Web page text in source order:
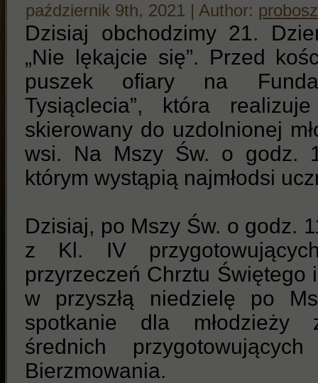
październik 9th, 2021 | Author:
Dzisiaj obchodzimy 21.
„Nie lękajcie się”. Przed
puszek ofiary na
Tysiąclecia”, która
skierowany do uzdolnionej
wsi. Na Mszy Św. o godz.
którym wystąpią najmłodsi
Dzisiaj, po Mszy Św. o godz.
z Kl. IV
przyrzeczeń Chrztu Świętego
w przyszłą niedzielę po
spotkanie dla
średnich
Bierzmowania.